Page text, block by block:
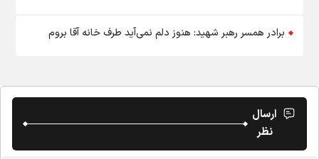
برادر همسر رهبر شهید: هنوز دلم نمی‌آید طرف خانه آقا بروم
ارسال
نظر